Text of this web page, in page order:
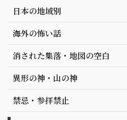
日本の地域別
海外の怖い話
消された集落・地図の空白
異形の神・山の神
禁忌・参拝禁止